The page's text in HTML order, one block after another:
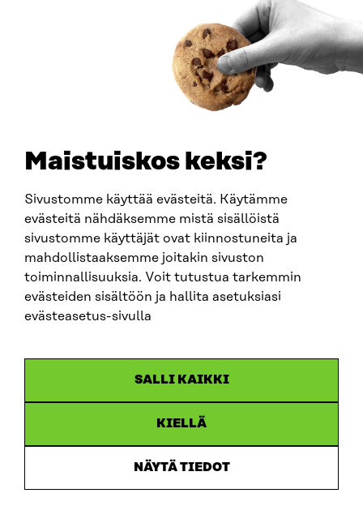
Maistuiskos keksi?
Sivustomme käyttää evästeitä. Käytämme
evästeitä nähdäksemme mistä sisällöistä
sivustomme käyttäjät ovat kiinnostuneita ja
mahdollistaaksemme joitakin sivuston
toiminnallisuuksia. Voit tutustua tarkemmin
evästeiden sisältöön ja hallita asetuksiasi
evästeasetus-sivulla
SALLI KAIKKI
KIELLÄ
NÄYTÄ TIEDOT
fornamn.efternamn@sitra.fi
SITRA PÅ SOCIALA MEDIER
LinkedIn
Instagram
YouTube
Tillgänglighetsutredning
Beskrivning av handlingsoffentligheten